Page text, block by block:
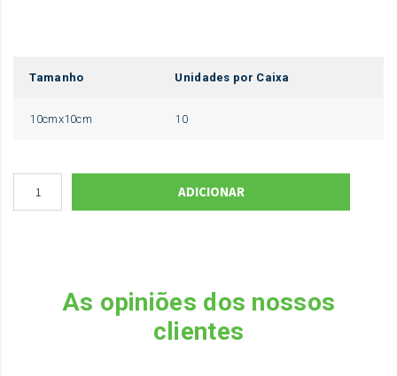
Tamanho Unidades por Caixa
10cmx10cm 10
ADICIONAR
As opiniões dos nossos
clientes